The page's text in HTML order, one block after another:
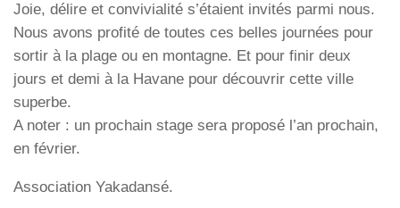
Joie, délire et convivialité s’étaient invités parmi nous.
Nous avons profité de toutes ces belles journées pour
sortir à la plage ou en montagne. Et pour finir deux
jours et demi à la Havane pour découvrir cette ville
superbe.
A noter : un prochain stage sera proposé l’an prochain,
en février.
Association Yakadansé.